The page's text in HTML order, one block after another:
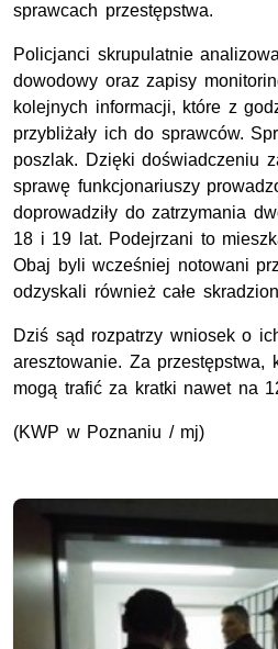
sprawcach przestępstwa.
Policjanci skrupulatnie
dowodowy oraz zapisy
kolejnych informacji, które z
przybliżały ich do sprawców.
poszlak. Dzięki doświadczeniu
sprawę funkcjonariuszy
doprowadziły do zatrzymania
18 i 19 lat. Podejrzani to
Obaj byli wcześniej notowani
odzyskali również całe
Dziś sąd rozpatrzy wniosek o
aresztowanie. Za przestępstwa,
mogą trafić za kratki nawet na
(KWP w Poznaniu / mj)